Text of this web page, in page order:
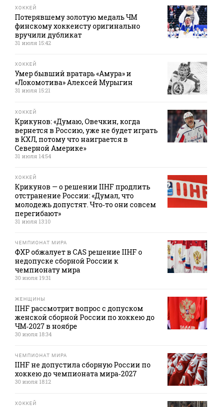
ХОККЕЙ
Потерявшему золотую медаль ЧМ
финскому хоккеисту оригинально
вручили дубликат
31 июля 15:42
ХОККЕЙ
Умер бывший вратарь «Амура» и
«Локомотива» Алексей Мурыгин
31 июля 15:21
ХОККЕЙ
Крикунов: «Думаю, Овечкин, когда
вернется в Россию, уже не будет играть
в КХЛ, потому что наиграется в
Северной Америке»
31 июля 14:54
ХОККЕЙ
Крикунов — о решении IIHF продлить
отстранение России: «Думал, что
молодежь допустят. Что‑то они совсем
перегибают»
31 июля 13:10
ЧЕМПИОНАТ МИРА
ФХР обжалует в CAS решение IIHF о
недопуске сборной России к
чемпионату мира
30 июля 19:31
ЖЕНЩИНЫ
IIHF рассмотрит вопрос с допуском
женской сборной России по хоккею до
ЧМ‑2027 в ноябре
30 июля 18:34
ЧЕМПИОНАТ МИРА
IIHF не допустила сборную России по
хоккею до чемпионата мира‑2027
30 июля 18:12
ХОККЕЙ